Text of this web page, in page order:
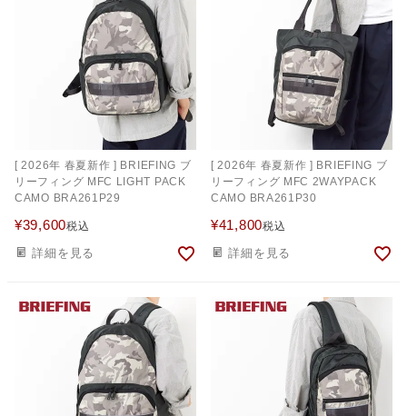
[ 2026年 春夏新作 ] BRIEFING ブ
リーフィング MFC LIGHT PACK
CAMO BRA261P29
¥39,600税込
詳細を見る
[ 2026年 春夏新作 ] BRIEFING ブ
リーフィング MFC 2WAYPACK
CAMO BRA261P30
¥41,800税込
詳細を見る